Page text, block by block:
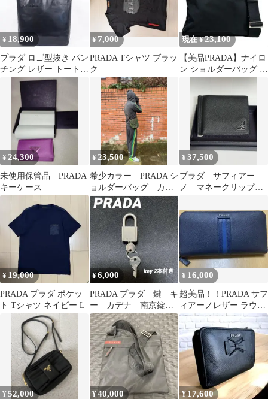
¥ 18,900
プラダ ロゴ型抜き パン
チング レザー トート
ハンドバッグ ブラック
¥ 7,000
PRADA Tシャツ ブラッ
ク
現在 ¥ 23,100
【美品PRADA】ナイロ
ン ショルダーバッグ ブ
¥24,300
未使用保管品 PRADA
キーケース
¥23,500
希少カラー PRADA シ
ョルダーバッグ カー
キ swag drip
¥37,500
プラダ サフィアー
ノ マネークリップ
¥ 19,000
PRADA プラダ ポケッ
ト Tシャツ ネイビー L
¥6,000
PRADA プラダ 鍵 キ
ー カデナ 南京錠
パドロック
¥ 16,000
超美品！！PRADA サフ
ィアーノレザー ラウン
ドファスナー長財布
希少カラー！
¥52,000 ¥40,000 ¥ 17,600